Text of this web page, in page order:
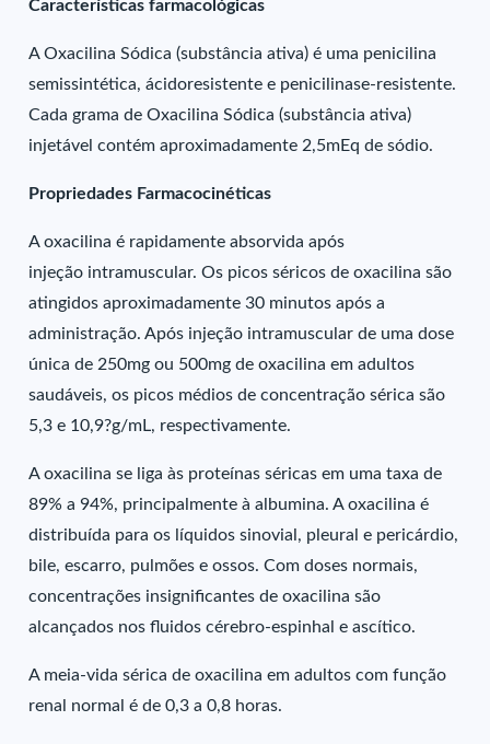
Características farmacológicas
A Oxacilina Sódica (substância ativa) é uma penicilina
semissintética, ácidoresistente e penicilinase-resistente.
Cada grama de Oxacilina Sódica (substância ativa)
injetável contém aproximadamente 2,5mEq de sódio.
Propriedades Farmacocinéticas
A oxacilina é rapidamente absorvida após
injeção intramuscular. Os picos séricos de oxacilina são
atingidos aproximadamente 30 minutos após a
administração. Após injeção intramuscular de uma dose
única de 250mg ou 500mg de oxacilina em adultos
saudáveis, os picos médios de concentração sérica são
5,3 e 10,9?g/mL, respectivamente.
A oxacilina se liga às proteínas séricas em uma taxa de
89% a 94%, principalmente à albumina. A oxacilina é
distribuída para os líquidos sinovial, pleural e pericárdio,
bile, escarro, pulmões e ossos. Com doses normais,
concentrações insignificantes de oxacilina são
alcançados nos fluidos cérebro-espinhal e ascítico.
A meia-vida sérica de oxacilina em adultos com função
renal normal é de 0,3 a 0,8 horas.